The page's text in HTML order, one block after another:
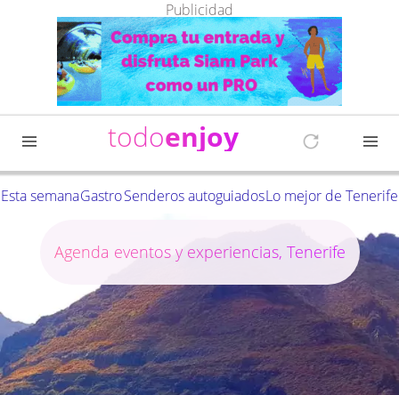
Publicidad
todoenjoy
Esta semanaGastroSenderos autoguiadosLo mejor de Tenerife
Agenda eventos y experiencias, Tenerife